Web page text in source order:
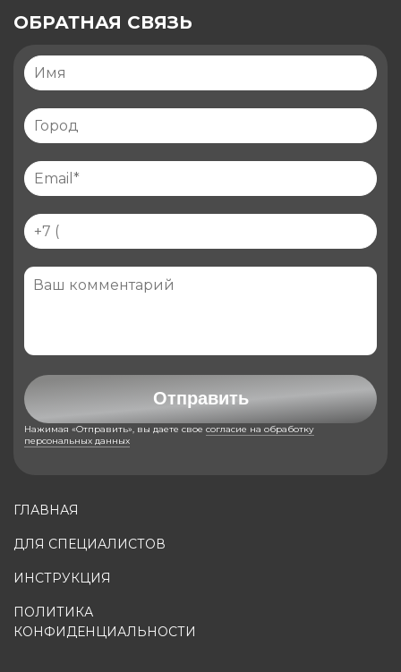
ГЛАВНАЯ
ДЛЯ СПЕЦИАЛИСТОВ
ИНСТРУКЦИЯ
ПОЛИТИКА
КОНФИДЕНЦИАЛЬНОСТИ
ОБРАТНАЯ СВЯЗЬ
Отправить
Нажимая «Отправить», вы даете свое согласие на обработку
персональных данных